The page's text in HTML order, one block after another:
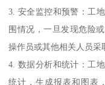
3. 安全监控和预警：工
围情况，一旦发现危险
操作员或其他相关人员采
4. 数据分析和统计：工
统计，生成报表和图表